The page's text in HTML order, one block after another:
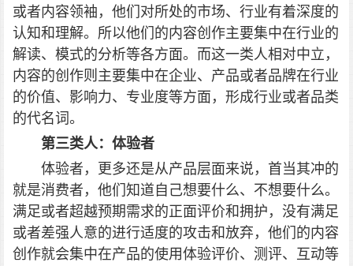
或者内容领袖，他们对所处的市场、行业有着深度的
认知和理解。所以他们的内容创作主要集中在行业的
解读、模式的分析等各方面。而这一类人相对中立，
内容的创作则主要集中在企业、产品或者品牌在行业
的价值、影响力、专业度等方面，形成行业或者品类
的代名词。
第三类人：体验者
体验者，更多还是从产品层面来说，首当其冲的
就是消费者，他们知道自己想要什么、不想要什么。
满足或者超越预期需求的正面评价和拥护，没有满足
或者差强人意的进行适度的攻击和放弃，他们的内容
创作就会集中在产品的使用体验评价、测评、互动等